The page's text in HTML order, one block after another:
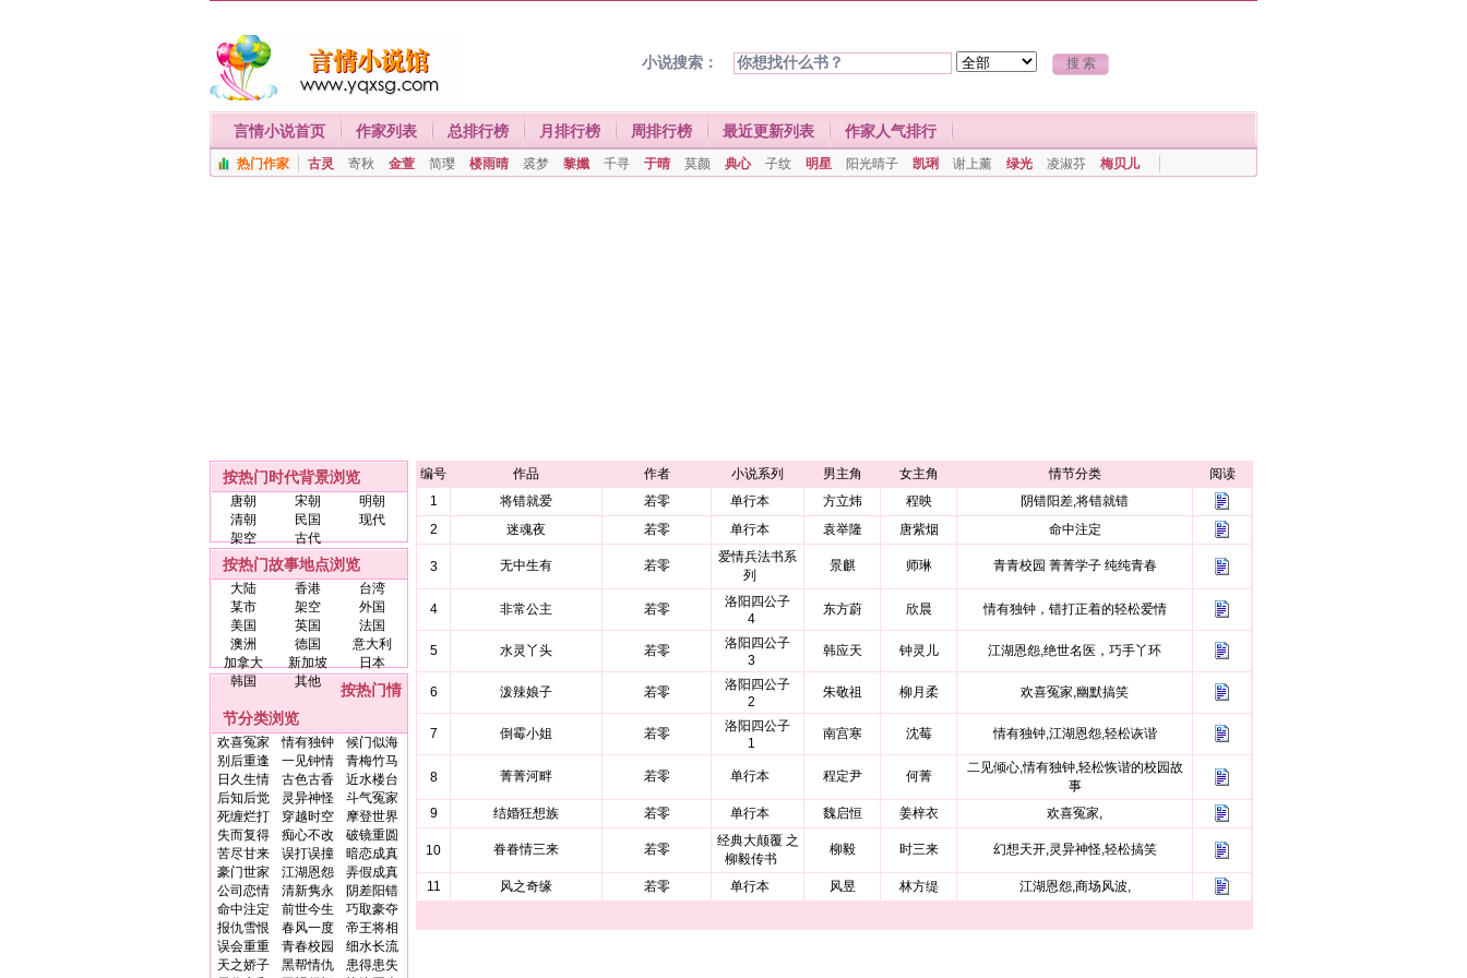
小说搜索：
言情小说首页 作家列表 总排行榜 月排行榜 周排行榜 最近更新列表 作家人气排行
热门作家 古灵 寄秋 金萱 简璎 楼雨晴 裘梦 黎孅 千寻 于晴 莫颜 典心 子纹 明星 阳光晴子 凯琍 谢上薰 绿光 凌淑芬 梅贝儿
按热门时代背景浏览
唐朝 宋朝
明朝
清朝
民国
现代
架空
古代
按热门故事地点浏览
大陆 香港
台湾
某市
架空
外国
美国
英国
法国
澳洲
德国
意大利
加拿大
新加坡
日本
韩国
其他
按热门情
节分类浏览
欢喜冤家 情有独钟
候门似海
别后重逢
一见钟情
青梅竹马
日久生情
古色古香
近水楼台
后知后觉
灵异神怪
斗气冤家
死缠烂打
穿越时空
摩登世界
失而复得
痴心不改
破镜重圆
苦尽甘来
误打误撞
暗恋成真
豪门世家
江湖恩怨
弄假成真
公司恋情
清新隽永
阴差阳错
命中注定
前世今生
巧取豪夺
报仇雪恨
春风一度
帝王将相
误会重重
青春校园
细水长流
天之娇子
黑帮情仇
患得患失
编号 作品 作者 小说系列 男主角 女主角 情节分类
阅读
1
将错就爱 若零 单行本 方立炜 程映
阴错阳差,将错就错
2
迷魂夜 若零 单行本 袁举隆 唐紫烟 命中注定
3 无中生有 若零
爱情兵法书系
列
景麒 师琳 青青校园 菁菁学子 纯纯青春
4 非常公主 若零
洛阳四公子
4
东方蔚 欣晨 情有独钟，错打正着的轻松爱情
5 水灵丫头 若零
洛阳四公子
3
韩应天 钟灵儿 江湖恩怨,绝世名医，巧手丫环
6 泼辣娘子 若零
洛阳四公子
2
朱敬祖 柳月柔 欢喜冤家,幽默搞笑
7 倒霉小姐 若零
洛阳四公子
1
南宫寒 沈莓 情有独钟,江湖恩怨,轻松诙谐
8 菁菁河畔 若零 单行本 程定尹 何菁
二见倾心,情有独钟,轻松恢谐的校园故
事
9
结婚狂想族 若零 单行本 魏启恒 姜梓衣 欢喜冤家,
10 眷眷情三来 若零
经典大颠覆 之
柳毅传书
柳毅 时三来 幻想天开,灵异神怪,轻松搞笑
11 风之奇缘 若零 单行本 风昱 林方缇 江湖恩怨,商场风波,